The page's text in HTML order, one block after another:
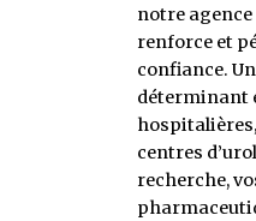
notre
renforce et
confiance.
déterminant
centres
recherche,